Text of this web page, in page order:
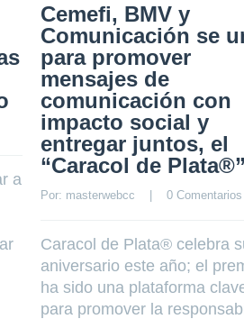
a
Cemefi, BMV y
Comunicación se
para promover
mensajes de
comunicación con
impacto social y
entregar juntos, el
“Caracol de Plata®”
Por: masterwebcc
    |
0 Comentarios
Caracol de Plata® celebra
aniversario este año; el
ha sido una plataforma
para promover la